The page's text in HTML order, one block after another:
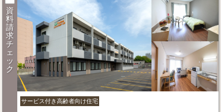
資
料
請
求
チ
ェ
ッ
ク
サービス付き高齢者向け住宅